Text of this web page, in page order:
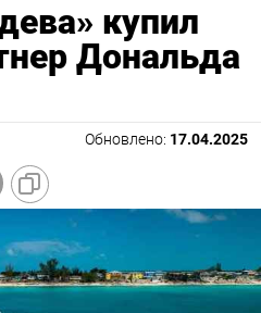
купил
Дональда
Обновлено: 17.04.2025